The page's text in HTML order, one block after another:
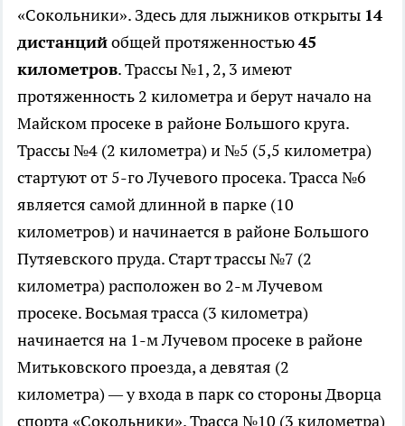
«Сокольники». Здесь для лыжников открыты 14
дистанцийобщей протяженностью45
километров. Трассы №1, 2, 3 имеют
протяженность 2 километра и берут начало на
Майском просеке в районе Большого круга.
Трассы №4 (2 километра) и №5 (5,5 километра)
стартуют от 5-го Лучевого просека. Трасса №6
является самой длинной в парке (10
километров) и начинается в районе Большого
Путяевского пруда. Старт трассы №7 (2
километра) расположен во 2-м Лучевом
просеке. Восьмая трасса (3 километра)
начинается на 1-м Лучевом просеке в районе
Митьковского проезда, а девятая (2
километра)—у входа в парк со стороны Дворца
спорта «Сокольники». Трасса №10 (3 километра)